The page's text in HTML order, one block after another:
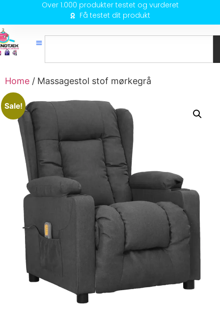
Over 1.000 produkter testet og vurderet
Få testet dit produkt
Home / Massagestol stof mørkegrå
Sale!